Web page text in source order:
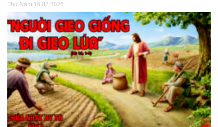
Thứ Năm 16.07.2026